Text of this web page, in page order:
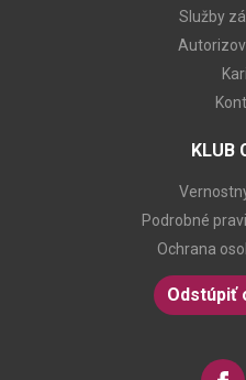
Služby
KLUB
Podrobné
Ochrana
Odstúpiť